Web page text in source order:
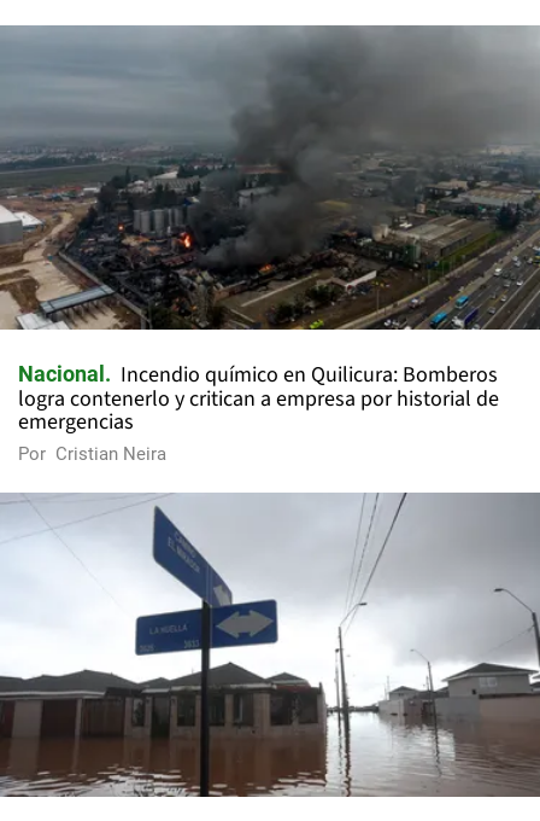
Nacional
Incendio químico en Quilicura: Bomberos
logra contenerlo y critican a empresa por historial de
emergencias
Por Cristian Neira